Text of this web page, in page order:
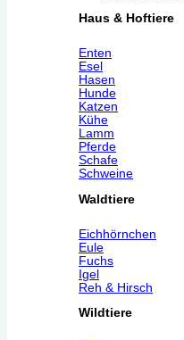
Haus & Hoftiere
Enten
Esel
Hasen
Hunde
Katzen
Kühe
Lamm
Pferde
Schafe
Schweine
Waldtiere
Eichhörnchen
Eule
Fuchs
Igel
Reh & Hirsch
Wildtiere